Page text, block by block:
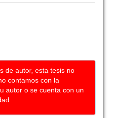
de autor, esta tesis no
contamos con la
autor o se cuenta con un